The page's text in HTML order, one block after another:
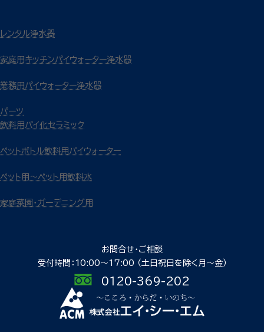
レンタル浄水器
家庭用キッチンパイウォーター浄水器
業務用パイウォーター浄水器
パーツ
飲料用パイ化セラミック
ペットボトル飲料用パイウォーター
ペット用～ペット用飲料水
家庭菜園・ガーデニング用
お問合せ・ご相談
受付時間：10:00〜17:00 （土日祝日を除く月〜金）
0120-369-202